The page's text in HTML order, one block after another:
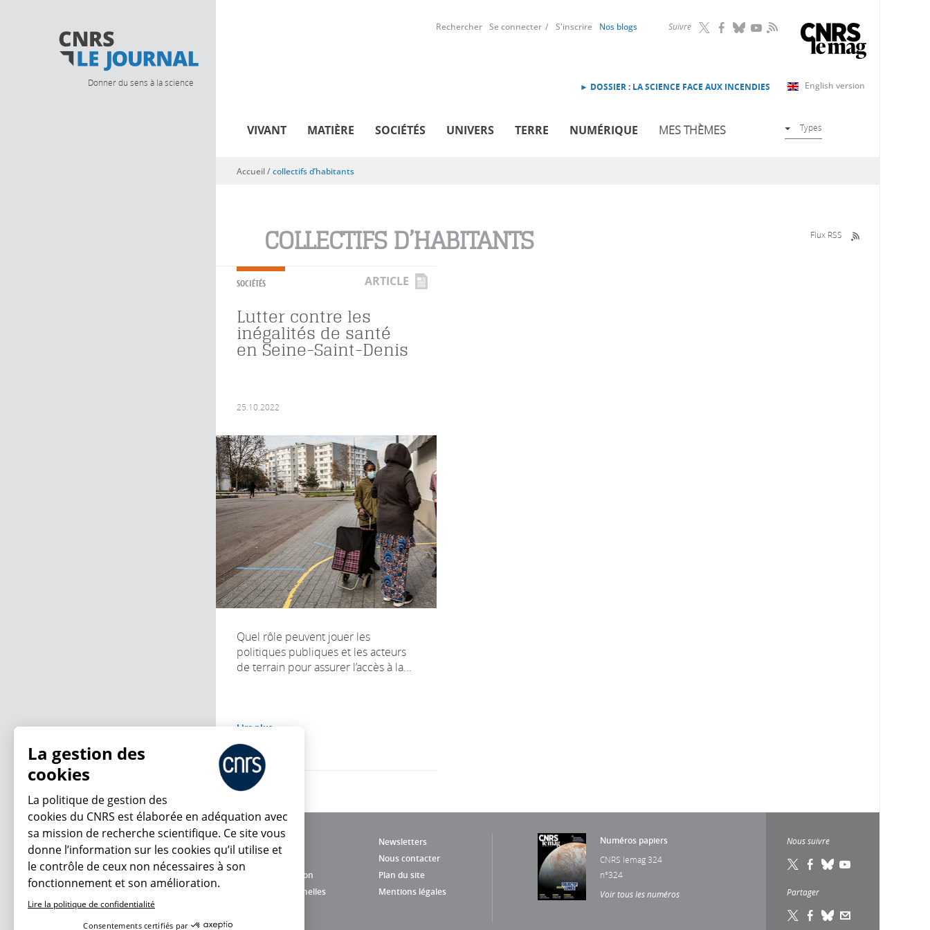
Donner du sens à la science
Suivre RSS
Rechercher Se connecter S'inscrire Nos blogs
English version
► DOSSIER : LA SCIENCE FACE AUX INCENDIES
VIVANT MATIÈRE SOCIÉTÉS UNIVERS TERRE NUMÉRIQUE MES THÈMES Types
Vous êtes ici
Accueil/collectifs d’habitants
COLLECTIFS D’HABITANTS Flux RSS
SOCIÉTÉS ARTICLE
Lutter contre les
inégalités de santé
en Seine-Saint-Denis
25.10.2022
Quel rôle peuvent jouer les
politiques publiques et les acteurs
de terrain pour assurer l’accès à la...
Lire plus
Newsletters
Nous contacter
Charte d'utilisation
Plan du site
Données personnelles
Mentions légales
Numéros papiers
CNRS lemag 324
n°324
Voir tous les numéros
Nous suivre
Partager
En ce moment
La gestion des
cookies
La politique de gestion des
cookies du CNRS est élaborée en adéquation avec
sa mission de recherche scientifique. Ce site vous
donne l’information sur les cookies qu’il utilise et
le contrôle de ceux non nécessaires à son
fonctionnement et son amélioration.
Lire la politique de confidentialité
Consentements certifiés par